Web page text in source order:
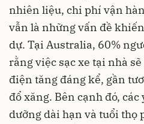
nhiên liệu, chi phí vận
vẫn là những vấn đề
dự. Tại Australia, 60%
rằng việc sạc xe tại nhà
điện tăng đáng kể, gần
đổ xăng. Bên cạnh đó,
dưỡng dài hạn và tuổi